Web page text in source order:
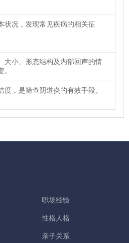
状况，发现常见疾病的相关征
大小、形态结构及内部回声的情
，是筛查阴道炎的有效手段。
职场经验
性格人格
亲子关系